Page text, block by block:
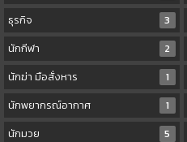
ธุรกิจ
3
นักกีฬา
2
นักฆ่า มือสั่งหาร
1
นักพยากรณ์อากาศ
1
นักมวย
5